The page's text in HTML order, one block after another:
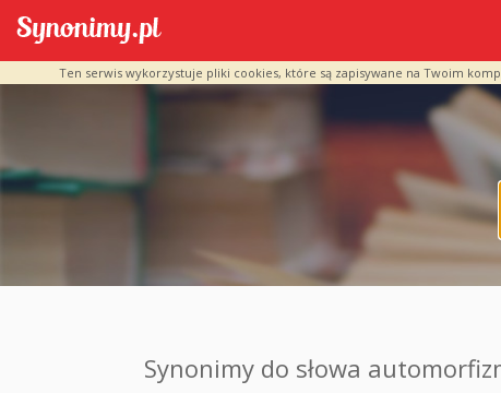
Ten serwis wykorzystuje pliki cookies, które są zapisywane na Twoim
Synonimy do słowa